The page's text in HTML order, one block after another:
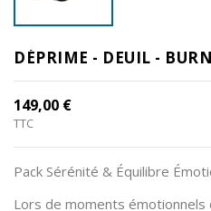
RSV
Plancher
Pelvien
Informations
DÉPRIME - DEUIL -
149,00 €
TTC
Pack Sérénité & Équilibre